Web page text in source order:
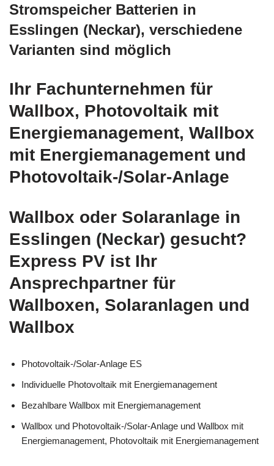
Stromspeicher Batterien in
Esslingen (Neckar), verschiedene
Varianten sind möglich
Ihr Fachunternehmen für
Wallbox, Photovoltaik mit
Energiemanagement, Wallbox
mit Energiemanagement und
Photovoltaik-/Solar-Anlage
Wallbox oder Solaranlage in
Esslingen (Neckar) gesucht?
Express PV ist Ihr
Ansprechpartner für
Wallboxen, Solaranlagen und
Wallbox
Photovoltaik-/Solar-Anlage ES
Individuelle Photovoltaik mit Energiemanagement
Bezahlbare Wallbox mit Energiemanagement
Wallbox und Photovoltaik-/Solar-Anlage und Wallbox mit
Energiemanagement, Photovoltaik mit Energiemanagement